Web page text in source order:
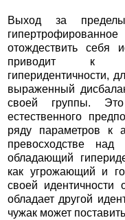
Выход за
отождествить себя
приводит к
гиперидентичности,
выраженный
своей группы.
естественного
ряду параметров к
превосходстве
обладающий
как угрожающий и
своей
обладает другой
чужак может